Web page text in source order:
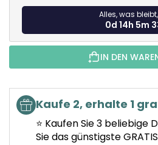
Alles, was
0d 14h 5m
IN DEN
Kaufe 2, erhalte 1
⭐ Kaufen Sie 3 beliebige
Sie das günstigste